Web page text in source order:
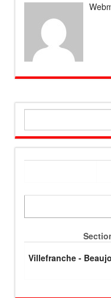
Villefranche -